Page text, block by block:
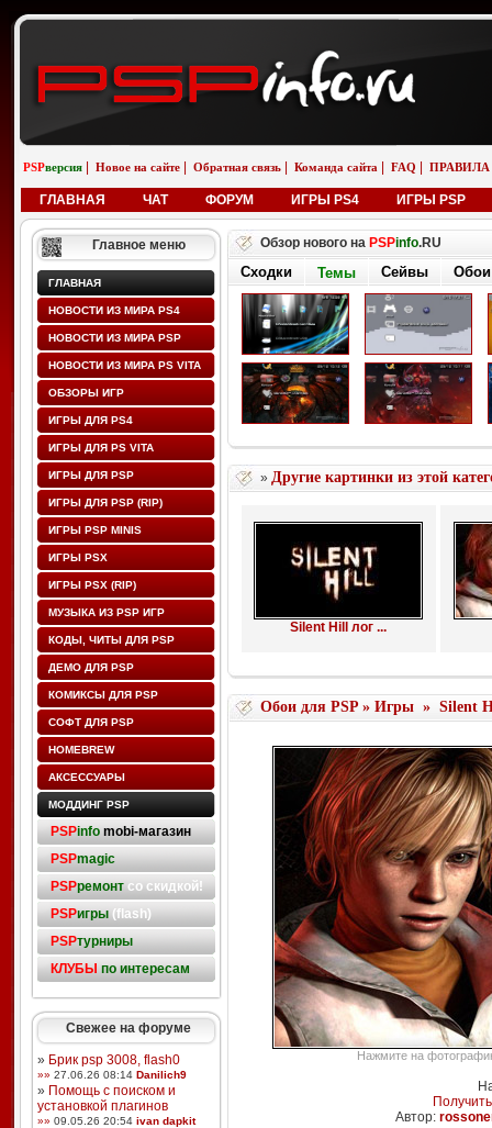
PSPверсия Новое на сайте Обратная связь Команда сайта FAQ ПРАВИЛА
ГЛАВНАЯ ЧАТ ФОРУМ ИГРЫ PS4 ИГРЫ PSP
Главное меню
ГЛАВНАЯ
НОВОСТИ ИЗ МИРА PS4
НОВОСТИ ИЗ МИРА PSP
НОВОСТИ ИЗ МИРА PS VITA
ОБЗОРЫ ИГР
ИГРЫ ДЛЯ PS4
ИГРЫ ДЛЯ PS VITA
ИГРЫ ДЛЯ PSP
ИГРЫ ДЛЯ PSP (RIP)
ИГРЫ PSP MINIS
ИГРЫ PSX
ИГРЫ PSX (RIP)
МУЗЫКА ИЗ PSP ИГР
КОДЫ, ЧИТЫ ДЛЯ PSP
ДЕМО ДЛЯ PSP
КОМИКСЫ ДЛЯ PSP
СОФТ ДЛЯ PSP
HOMEBREW
АКСЕССУАРЫ
МОДДИНГ PSP
PSPinfo mobi-магазин
PSPmagic
PSPремонтсо скидкой!
PSPигры(flash)
PSPтурниры
КЛУБЫ по интересам
Свежее на форуме
» Брик psp 3008, flash0
»» 27.06.26 08:14 Danilich9
» Помощь с поиском и
установкой плагинов
»» 09.05.26 20:54 ivan dapkit
Обзор нового на PSPinfo.RU
Сходки Темы Сейвы Обои
» Другие картинки из этой
Silent Hill лог ...
Обои для PSP» Игры» Silent
Нажмите на
Автор: